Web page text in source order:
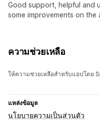
Good support, helpful and
some improvements on the
ความช่วยเหลือ
ให้ความช่วยเหลือสำหรับแอปโดย
แหล่งข้อมูล
นโยบายความเป็นส่วนตัว